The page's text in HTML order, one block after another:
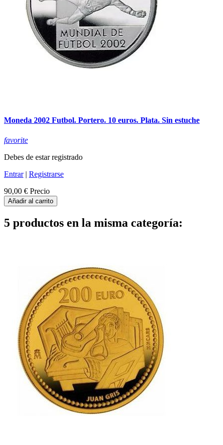
Moneda 2002 Futbol. Portero. 10 euros. Plata. Sin estuche
favorite
Debes de estar registrado
Entrar| Registrarse
90,00 € Precio
Añadir al carrito
5 productos en la misma categoría: